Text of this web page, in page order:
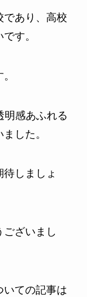
であり、高校
す。
明感あふれる
した。
しましょ
ざいまし
いての記事は